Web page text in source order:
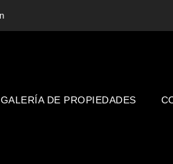
GALERÍA DE PROPIEDADES